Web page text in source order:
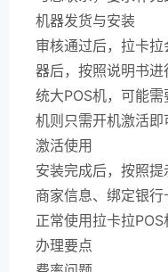
机器发货与安装
审核通过后，拉卡
器后，按照说明书
统大POS机，可能
机则只需开机激活即
激活使用
安装完成后，按照
商家信息、绑定银
正常使用拉卡拉POS
办理要点